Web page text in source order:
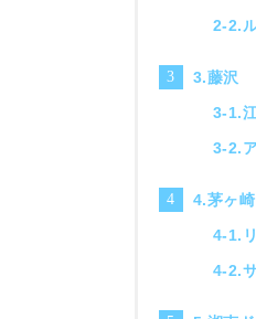
2-2.
3.藤沢
3-1.
3-2.
4.茅ヶ崎
4-1.
4-2.